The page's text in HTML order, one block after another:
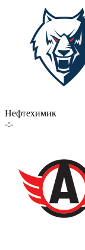
Нефтехимик
-:-